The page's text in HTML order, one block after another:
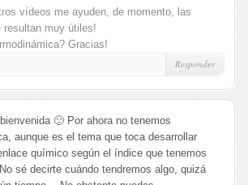
vídeos me ayuden, de momento, las
muy útiles!
Gracias!
Responder
🙂 Por ahora no tenemos
aunque es el tema que toca desarrollar
químico según el índice que tenemos
sé decirte cuándo tendremos algo, quizá